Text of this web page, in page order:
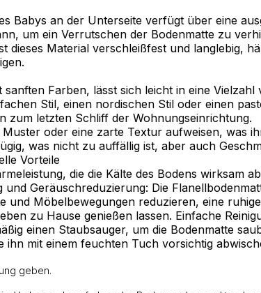
Babys an der Unterseite verfügt über eine
um ein Verrutschen der Bodenmatte zu
dieses Material verschleißfest und langlebig,
Farben, lässt sich leicht in eine Vielzahl
Stil, einen nordischen Stil oder einen
zum letzten Schliff der Wohnungseinrichtung.
oder eine zarte Textur aufweisen, was
was nicht zu auffällig ist, aber auch
Vorteile
die die Kälte des Bodens wirksam
Geräuschreduzierung: Die
und Möbelbewegungen reduzieren, eine
zu Hause genießen lassen. Einfache
einen Staubsauger, um die Bodenmatte
mit einem feuchten Tuch vorsichtig
geben.